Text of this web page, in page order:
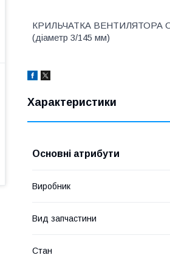
КРИЛЬЧАТКА ВЕНТИЛЯТОРА
(діаметр 3/145 мм)
Характеристики
Основні атрибути
Виробник
Вид запчастини
Стан